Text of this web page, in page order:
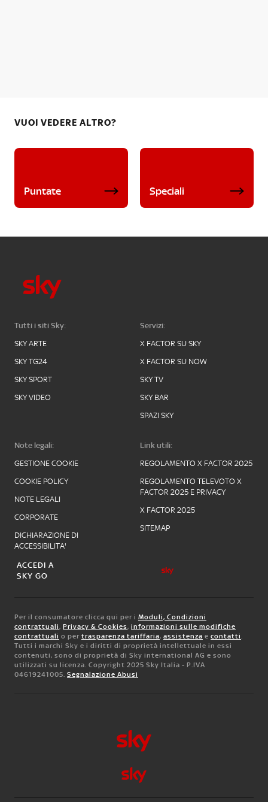
VUOI VEDERE ALTRO?
Puntate Speciali
Tutti i siti Sky:
SKY ARTE
SKY TG24
SKY SPORT
SKY VIDEO
Servizi:
X FACTOR SU SKY
X FACTOR SU NOW
SKY TV
SKY BAR
SPAZI SKY
Note legali:
GESTIONE COOKIE
COOKIE POLICY
NOTE LEGALI
CORPORATE
DICHIARAZIONE DI
ACCESSIBILITA'
Link utili:
REGOLAMENTO X FACTOR 2025
REGOLAMENTO TELEVOTO X
FACTOR 2025 E PRIVACY
X FACTOR 2025
SITEMAP
ACCEDI A
SKY GO
Per il consumatore clicca qui per i Moduli, Condizioni
contrattuali, Privacy & Cookies, informazioni sulle modifiche
contrattuali o per trasparenza tariffaria, assistenza e contatti.
Tutti i marchi Sky e i diritti di proprietà intellettuale in essi
contenuti, sono di proprietà di Sky international AG e sono
utilizzati su licenza. Copyright 2025 Sky Italia - P.IVA
04619241005. Segnalazione Abusi